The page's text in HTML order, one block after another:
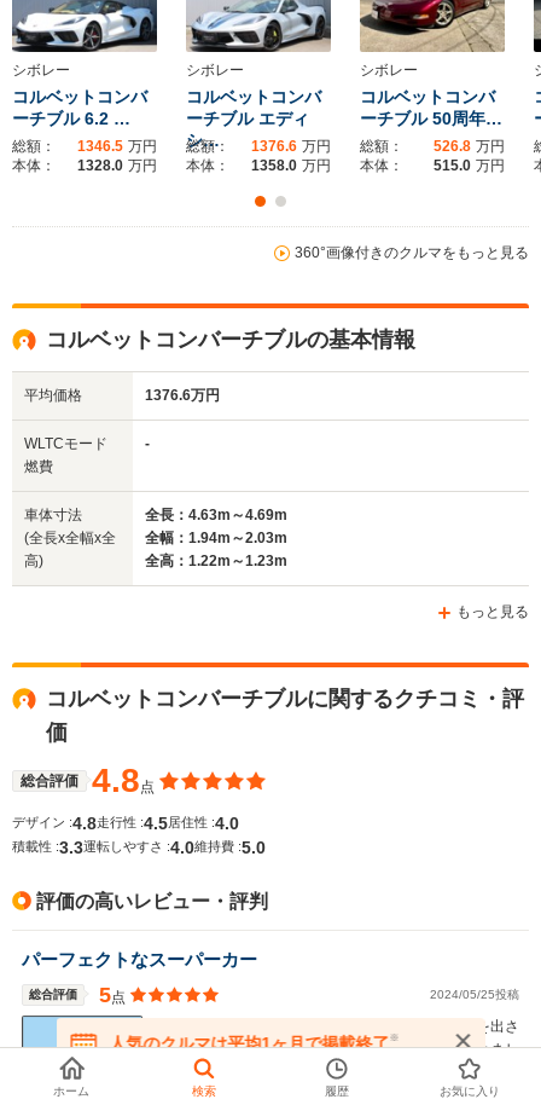
サイズ
(全長x全幅x全高)
燃費
駆動方式
1.94m～2.03m
全長
4.63m～4.69m
ホイールベース
-m
全幅
1.9m
全長
4.78m～4.79m
ホイールベース
-m
ホイー
シボレー
コルベットコンバ
ーチブル 6.2 …
総額： 1346.5 万円
本体：
1328.0 万円
シボレー
コルベットコンバ
ーチブル エディ
シ…
総額： 1376.6 万円
本体：
1358.0 万円
シボレー
コルベットコンバ
ーチブル 50周年…
総額： 526.8 万円
本体：
515.0 万円
360°画像付きのクルマをもっと見る
コルベットコンバーチブルの基本情報
平均価格 1376.6万円
WLTCモード
燃費
-
車体寸法
(全長x全幅x全
高)
全長：4.63m～4.69m
全幅：1.94m～2.03m
全高：1.22m～1.23m
もっと見る
コルベットコンバーチブルに関するクチコミ・評
価
総合評価 4.8点
デザイン :4.8走行性 :4.5居住性 :4.0
積載性 :3.3運転しやすさ :4.0維持費 :5.0
評価の高いレビュー・評判
パーフェクトなスーパーカー
総合評価 5点 2024/05/25投稿
大排気量のアメ車は燃費が悪く造りが雑と思って手を出さ
ずヨーロッパメーカーのボッタクリ車を乗り継いでいまし
た。ヨーロッパ車よりもおもてなしの心を感じられアメ車
に対する認識が180度変わりました。
人気のクルマは平均1ヶ月で掲載終了※
在庫が無くなる前にお問い合わせください
ホーム 検索 履歴 お気に入り